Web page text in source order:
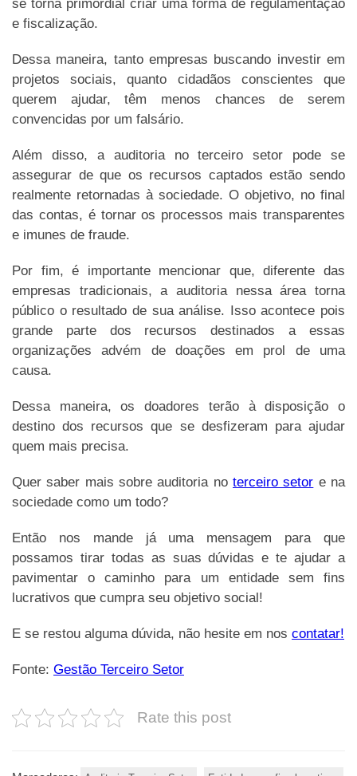
se torna primordial criar uma forma de regulamentação
e fiscalização.
Dessa maneira, tanto empresas buscando investir em
projetos sociais, quanto cidadãos conscientes que
querem ajudar, têm menos chances de serem
convencidas por um falsário.
Além disso, a auditoria no terceiro setor pode se
assegurar de que os recursos captados estão sendo
realmente retornadas à sociedade. O objetivo, no final
das contas, é tornar os processos mais transparentes
e imunes de fraude.
Por fim, é importante mencionar que, diferente das
empresas tradicionais, a auditoria nessa área torna
público o resultado de sua análise. Isso acontece pois
grande parte dos recursos destinados a essas
organizações advém de doações em prol de uma
causa.
Dessa maneira, os doadores terão à disposição o
destino dos recursos que se desfizeram para ajudar
quem mais precisa.
Quer saber mais sobre auditoria no terceiro setor e na
sociedade como um todo?
Então nos mande já uma mensagem para que
possamos tirar todas as suas dúvidas e te ajudar a
pavimentar o caminho para um entidade sem fins
lucrativos que cumpra seu objetivo social!
E se restou alguma dúvida, não hesite em nos contatar!
Fonte: Gestão Terceiro Setor
Rate this post